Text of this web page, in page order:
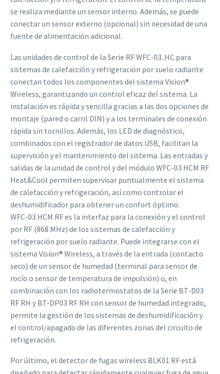
se realiza mediante un sensor interno. Además, se puede
conectar un sensor externo (opcional) sin necesidad de una
fuente de alimentación adicional.
Las unidades de control de la Serie RF WFC-03..HC para
sistemas de calefacción y refrigeración por suelo radiante
conectan todos los componentes del sistema Vision®
Wireless, garantizando un control eficaz del sistema. La
instalación es rápida y sencilla gracias a las dos opciones de
montaje (pared o carril DIN) y a los terminales de conexión
rápida sin tornillos. Además, los LED de diagnóstico,
combinados con el registrador de datos USB, facilitan la
supervisión y el mantenimiento del sistema. Las entradas y
salidas de la unidad de control y del módulo WFC-03 HCM RF
Heat&Cool permiten supervisar puntualmente el sistema
de calefacción y refrigeración, así como controlar el
deshumidificador para obtener un confort óptimo.
WFC-03 HCM RF es la interfaz para la conexión y el control
por RF (868 MHz) de los sistemas de calefacción y
refrigeración por suelo radiante. Puede integrarse con el
sistema Vision® Wireless, a través de la entrada (contacto
seco) de un sensor de humedad (terminal para sensor de
rocío o sensor de temperatura de impulsión) o, en
combinación con los radiotermostatos de la Serie BT-D03
RF RH y BT-DP03 RF RH con sensor de humedad integrado,
permite la gestión de los sistemas de deshumidificación y
el control/apagado de las diferentes zonas del circuito de
refrigeración.
Por último, el detector de fugas wireless BLK01 RF está